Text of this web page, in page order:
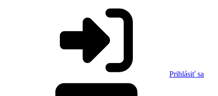
Prihlásiť sa